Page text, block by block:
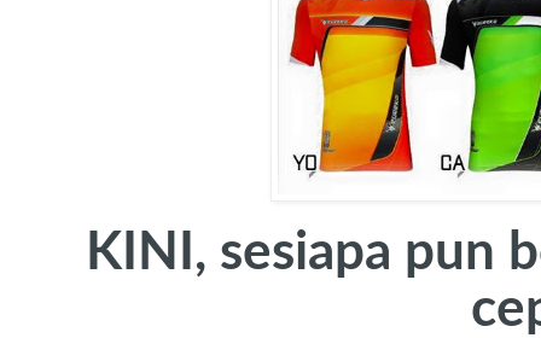
KINI, sesiapa pun